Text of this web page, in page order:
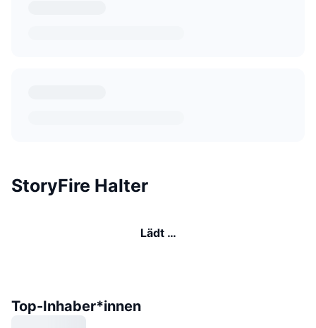
StoryFire Halter
Lädt …
Top-Inhaber*innen